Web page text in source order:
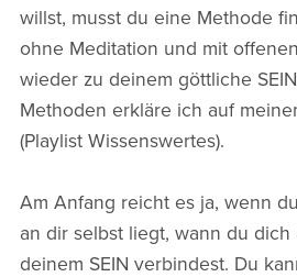
willst, musst du eine Methode
ohne Meditation und mit
wieder zu deinem göttliche
Methoden erkläre ich auf
(Playlist Wissenswertes).
Am Anfang reicht es ja, wenn
an dir selbst liegt, wann du dich
deinem SEIN verbindest. Du